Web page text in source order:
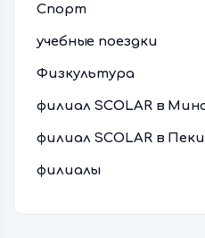
Спорт
учебные поездки
Физкультура
филиал SCOLAR в
филиал SCOLAR в
филиалы